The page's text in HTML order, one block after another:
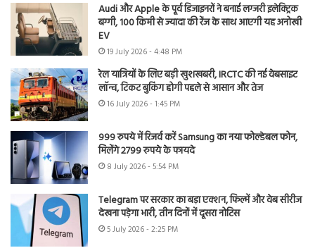
Audi और Apple के पूर्व डिजाइनरों ने बनाई लग्जरी इलेक्ट्रिक
बग्गी, 100 किमी से ज्यादा की रेंज के साथ आएगी यह अनोखी
EV
19 July 2026 - 4:48 PM
रेल यात्रियों के लिए बड़ी खुशखबरी, IRCTC की नई वेबसाइट
लॉन्च, टिकट बुकिंग होगी पहले से आसान और तेज
16 July 2026 - 1:45 PM
999 रुपये में रिजर्व करें Samsung का नया फोल्डेबल फोन,
मिलेंगे 2799 रुपये के फायदे
8 July 2026 - 5:54 PM
Telegram पर सरकार का बड़ा एक्शन, फिल्में और वेब सीरीज
देखना पड़ेगा भारी, तीन दिनों में दूसरा नोटिस
5 July 2026 - 2:25 PM